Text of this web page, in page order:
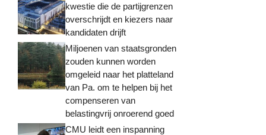
kwestie die de partijgrenzen
overschrijdt en kiezers naar
kandidaten drijft
Miljoenen van staatsgronden
zouden kunnen worden
omgeleid naar het platteland
van Pa. om te helpen bij het
compenseren van
belastingvrij onroerend goed
CMU leidt een inspanning